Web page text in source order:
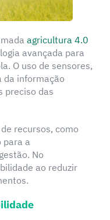
agricultura 4.0
avançada para
O uso de sensores,
da informação
preciso das
recursos, como
para a
No
ao reduzir